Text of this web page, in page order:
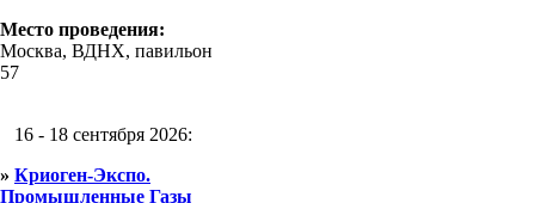
Место проведения:
Москва, ВДНХ, павильон
57
16 - 18 сентября 2026:
» Криоген-Экспо.
Промышленные Газы